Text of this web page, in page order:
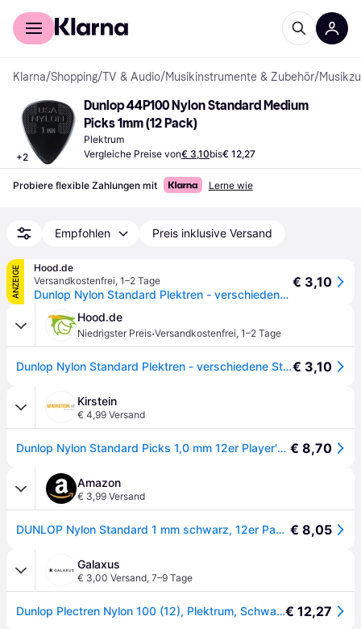
Für Shopper
Klarna/Shopping/TV & Audio/Musikinstrumente & Zubehör/
+2
Dunlop 44P100 Nylon Standard Medium
Picks 1mm (12 Pack)
Plektrum
Vergleiche Preise von€ 3,10bis€ 12,27
Probiere flexible Zahlungen mit Lerne wie
Empfohlen Preis inklusive Versand
ANZEIGE
Hood.de
Versandkostenfrei, 1–2 Tage
Dunlop Nylon Standard Plektren - verschiedene Stärken (1, 3, 6, 12, 72 Stück)
€ 3,10
Hood.de
Niedrigster Preis·Versandkostenfrei, 1–2 Tage
Dunlop Nylon Standard Plektren - verschiedene Stärken (1, 3, 6, 12, 72 Stück)€ 3,10
Kirstein
€ 4,99 Versand
Dunlop Nylon Standard Picks 1,0 mm 12er Player's Pack € 8,70
Amazon
€ 3,99 Versand
DUNLOP Nylon Standard 1 mm schwarz, 12er Pack Plektren (44P100) € 8,05
Galaxus
€ 3,00 Versand, 7–9 Tage
Dunlop Plectren Nylon 100 (12), Plektrum, Schwarz€ 12,27